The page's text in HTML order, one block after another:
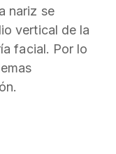
nariz se
vertical de la
facial. Por lo